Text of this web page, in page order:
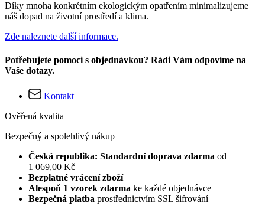
Díky mnoha konkrétním ekologickým opatřením minimalizujeme
náš dopad na životní prostředí a klima.
Zde naleznete další informace.
Potřebujete pomoci s objednávkou? Rádi Vám odpovíme na
Vaše dotazy.
Kontakt
Ověřená kvalita
Bezpečný a spolehlivý nákup
Česká republika: Standardní doprava zdarma od
1 069,00 Kč
Bezplatné vrácení zboží
Alespoň 1 vzorek zdarma ke každé objednávce
Bezpečná platba prostřednictvím SSL šifrování